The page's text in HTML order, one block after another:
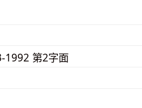
1992 第2字面